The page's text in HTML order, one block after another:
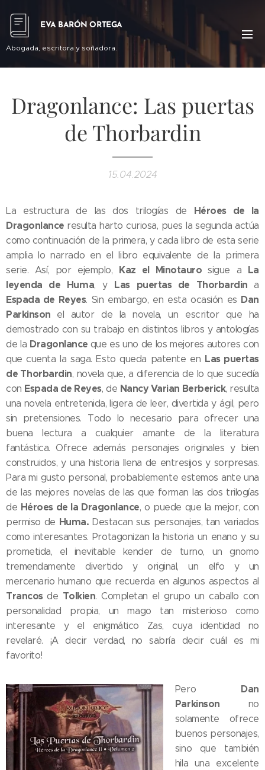
EVA BARÓN ORTEGA
Abogada, escritora y soñadora.
Dragonlance: Las puertas
de Thorbardin
15.04.2024
La estructura de las dos trilogías de Héroes de la
Dragonlance resulta harto curiosa, pues la segunda actúa
como continuación de la primera, y cada libro de esta serie
amplia lo narrado en el libro equivalente de la primera
serie. Así, por ejemplo, Kaz el Minotaurosigue a La
leyenda de Huma, y Las puertas de Thorbardin a
Espada de Reyes. Sin embargo, en esta ocasión es Dan
Parkinson el autor de la novela, un escritor que ha
demostrado con su trabajo en distintos libros y antologías
de la Dragonlance que es uno de los mejores autores con
que cuenta la saga. Esto queda patente en Las puertas
de Thorbardin, novela que, a diferencia de lo que sucedía
con Espada de Reyes, de Nancy Varian Berberick, resulta
una novela entretenida, ligera de leer, divertida y ágil, pero
sin pretensiones. Todo lo necesario para ofrecer una
buena lectura a cualquier amante de la literatura
fantástica. Ofrece además personajes originales y bien
construidos, y una historia llena de entresijos y sorpresas.
Para mi gusto personal, probablemente estemos ante una
de las mejores novelas de las que forman las dos trilogías
de Héroes de la Dragonlance, o puede que la mejor, con
permiso de Huma. Destacan sus personajes, tan variados
como interesantes. Protagonizan la historia un enano y su
prometida, el inevitable kender de turno, un gnomo
tremendamente divertido y original, un elfo y un
mercenario humano que recuerda en algunos aspectos al
Trancosde Tolkien. Completan el grupo un caballo con
personalidad propia, un mago tan misterioso como
interesante y el enigmático Zas, cuya identidad no
revelaré. ¡A decir verdad, no sabría decir cuál es mi
favorito!
Pero Dan
Parkinson no
solamente ofrece
buenos personajes,
sino que también
hila una excelente